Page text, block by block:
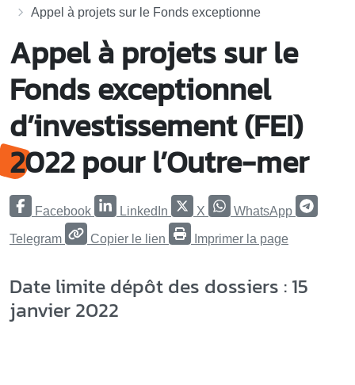
Appel à projets sur le Fonds exceptionne
Appel à projets sur le
Fonds exceptionnel
d’investissement (FEI)
2022 pour l’Outre-mer
Facebook LinkedIn X WhatsApp
Telegram Copier le lien Imprimer la page
Date limite dépôt des dossiers : 15
janvier 2022